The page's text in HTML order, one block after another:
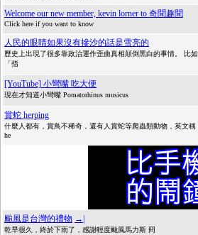
Welcome our new member, kevin lorner to 奇聞趣聞
Click here if you want to know
人民的眼睛如果沒有摻沙的話是雪亮的
歷史上出現了很多靠政治運作歪曲真相顛倒黑白的事情。 比如
「指
[YouTube] 小彎嘴 吃大便
現在才知道小彎嘴 Pomatorhinus musicus
賞蛇 herping
什麼人都有，賞鳥不稀奇，還有人賞蛇等爬蟲類動物，英文稱
he
颱風是台灣的禮物 →|
乾旱很久，終於下雨了，感謝輕度颱風馬力斯 冏